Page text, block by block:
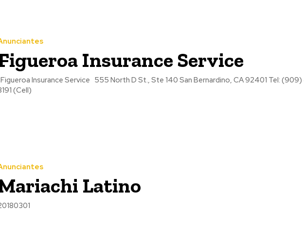
Insurance Service
Insurance Service 555 North D St., Ste 140 San Bernardino, CA 92401 Tel: (909) 453-0792 (Office) Tel: (951) 941-
Latino